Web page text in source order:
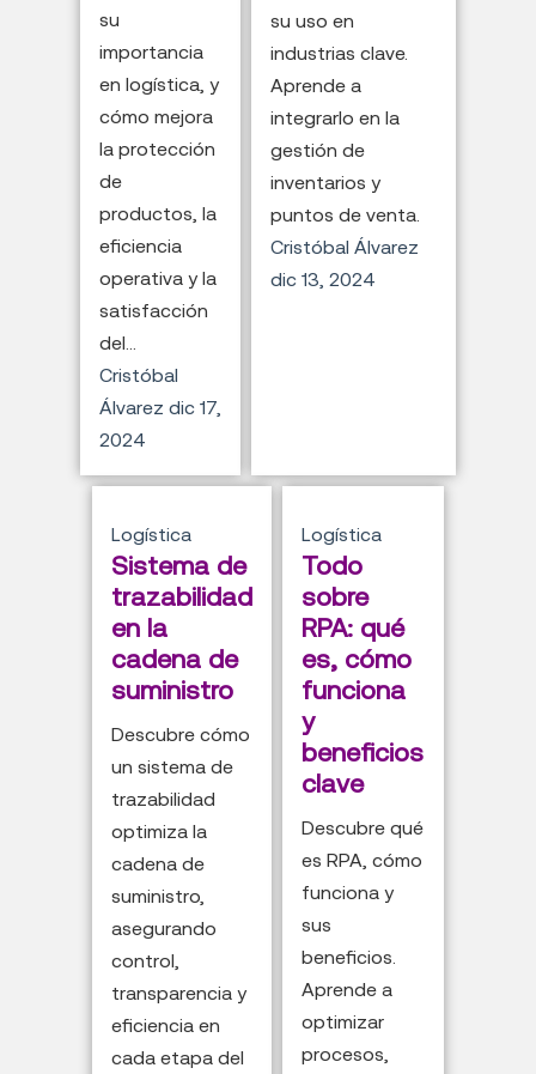
su
importancia
en logística, y
cómo mejora
la protección
de
productos, la
eficiencia
operativa y la
satisfacción
del...
Cristóbal
Álvarez dic 17,
2024
su uso en
industrias clave.
Aprende a
integrarlo en la
gestión de
inventarios y
puntos de venta.
Cristóbal Álvarez
dic 13, 2024
Logística
Sistema de
trazabilidad
en la
cadena de
suministro
Descubre cómo
un sistema de
trazabilidad
optimiza la
cadena de
suministro,
asegurando
control,
transparencia y
eficiencia en
cada etapa del
Logística
Todo
sobre
RPA: qué
es, cómo
funciona
y
beneficios
clave
Descubre qué
es RPA, cómo
funciona y
sus
beneficios.
Aprende a
optimizar
procesos,